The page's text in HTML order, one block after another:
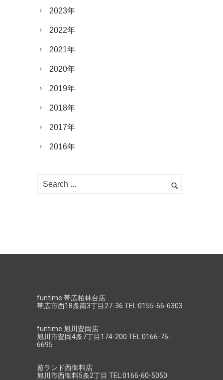
2023年
2022年
2021年
2020年
2019年
2018年
2017年
2016年
funtime 帯広柏林台店
帯広市西18条南3丁目27-36 TEL:0155-66-6303
funtime 旭川豊岡店
旭川市豊岡4条7丁目174-200 TEL:0166-76-
6695
遊ランド西御料店
旭川市西御料5条2丁目 TEL:0166-60-5050